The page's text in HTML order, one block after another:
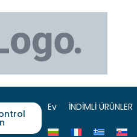
Ev İNDİMLİ ÜRÜNLER